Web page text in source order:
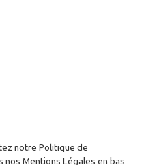
notre Politique de
Mentions Légales en bas